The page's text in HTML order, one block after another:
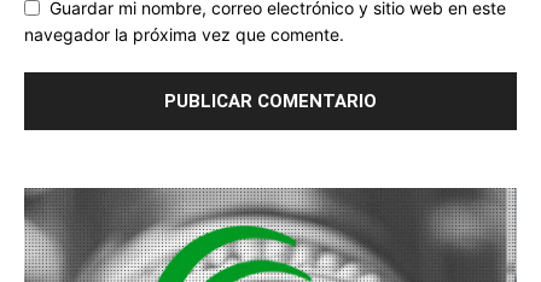
Guardar mi nombre, correo electrónico y sitio web en este
navegador la próxima vez que comente.